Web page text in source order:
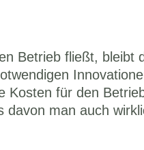
Betrieb fließt, bleibt
Kosten für den
man auch